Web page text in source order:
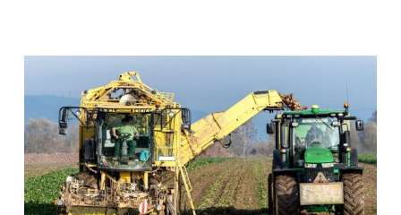
sensores
más
importantes
para
conocer